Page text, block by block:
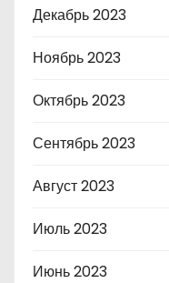
Декабрь 2023
Ноябрь 2023
Октябрь 2023
Сентябрь 2023
Август 2023
Июль 2023
Июнь 2023